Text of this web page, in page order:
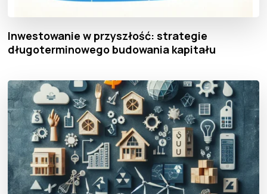
Inwestowanie w przyszłość: strategie
długoterminowego budowania kapitału